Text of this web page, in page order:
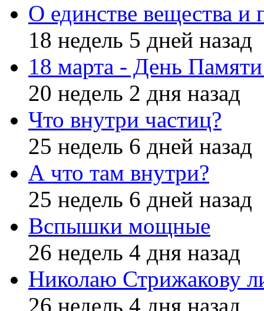
О единстве вещества и
18 недель 5 дней назад
18 марта - День
20 недель 2 дня назад
Что внутри частиц?
25 недель 6 дней назад
А что там внутри?
25 недель 6 дней назад
Вспышки мощные
26 недель 4 дня назад
Николаю Стрижакову
26 недель 4 дня назад